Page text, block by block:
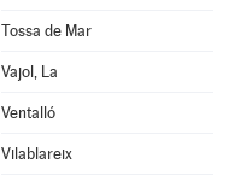
Tossa de Mar
Vajol, La
Ventalló
Vilablareix